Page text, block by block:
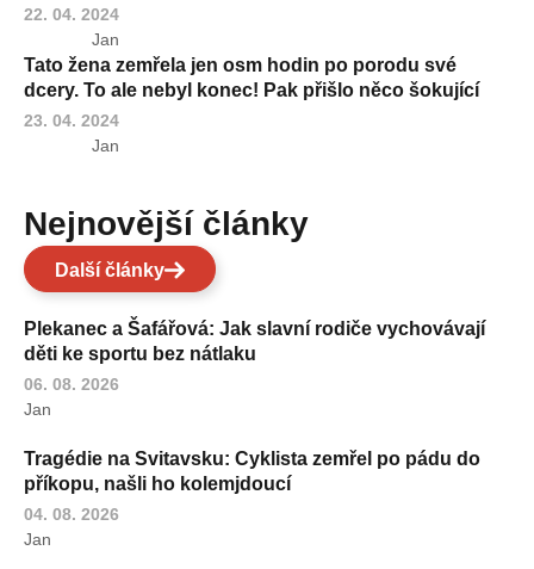
22. 04. 2024
Jan
Tato žena zemřela jen osm hodin po porodu své
dcery. To ale nebyl konec! Pak přišlo něco šokující
23. 04. 2024
Jan
Nejnovější články
Další články
Plekanec a Šafářová: Jak slavní rodiče vychovávají
děti ke sportu bez nátlaku
06. 08. 2026
Jan
Tragédie na Svitavsku: Cyklista zemřel po pádu do
příkopu, našli ho kolemjdoucí
04. 08. 2026
Jan